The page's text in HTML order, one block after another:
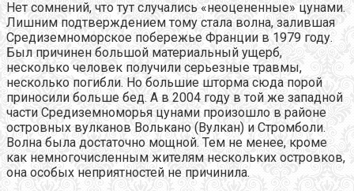
Нет сомнений, что тут случались «неоцененные» цунами.
Лишним подтверждением тому стала волна, залившая
Средиземноморское побережье Франции в 1979 году.
Был причинен большой материальный ущерб,
несколько человек получили серьезные травмы,
несколько погибли. Но большие шторма сюда порой
приносили больше бед. А в 2004 году в той же западной
части Средиземноморья цунами произошло в районе
островных вулканов Волькано (Вулкан) и Стромболи.
Волна была достаточно мощной. Тем не менее, кроме
как немногочисленным жителям нескольких островков,
она особых неприятностей не причинила.